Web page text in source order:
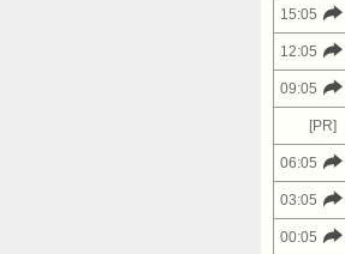
15:05
12:05
09:05
[PR]
06:05
03:05
00:05